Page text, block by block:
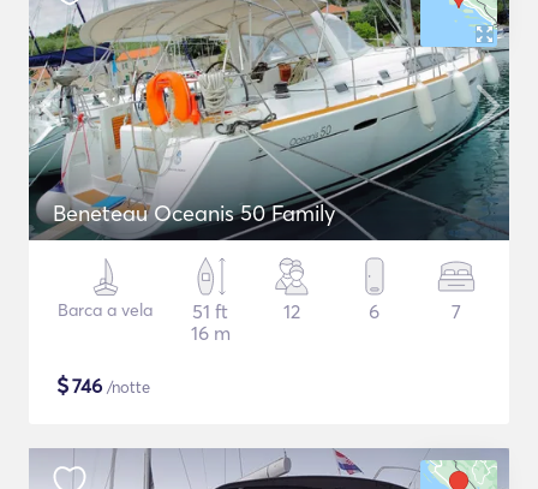
Beneteau Oceanis 50 Family
Barca a vela
51 ft
16 m
12 6 7
$746 /notte